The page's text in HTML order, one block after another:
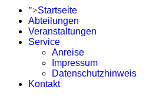
">Startseite
Abteilungen
Veranstaltungen
Service
Anreise
Impressum
Datenschutzhinweis
Kontakt